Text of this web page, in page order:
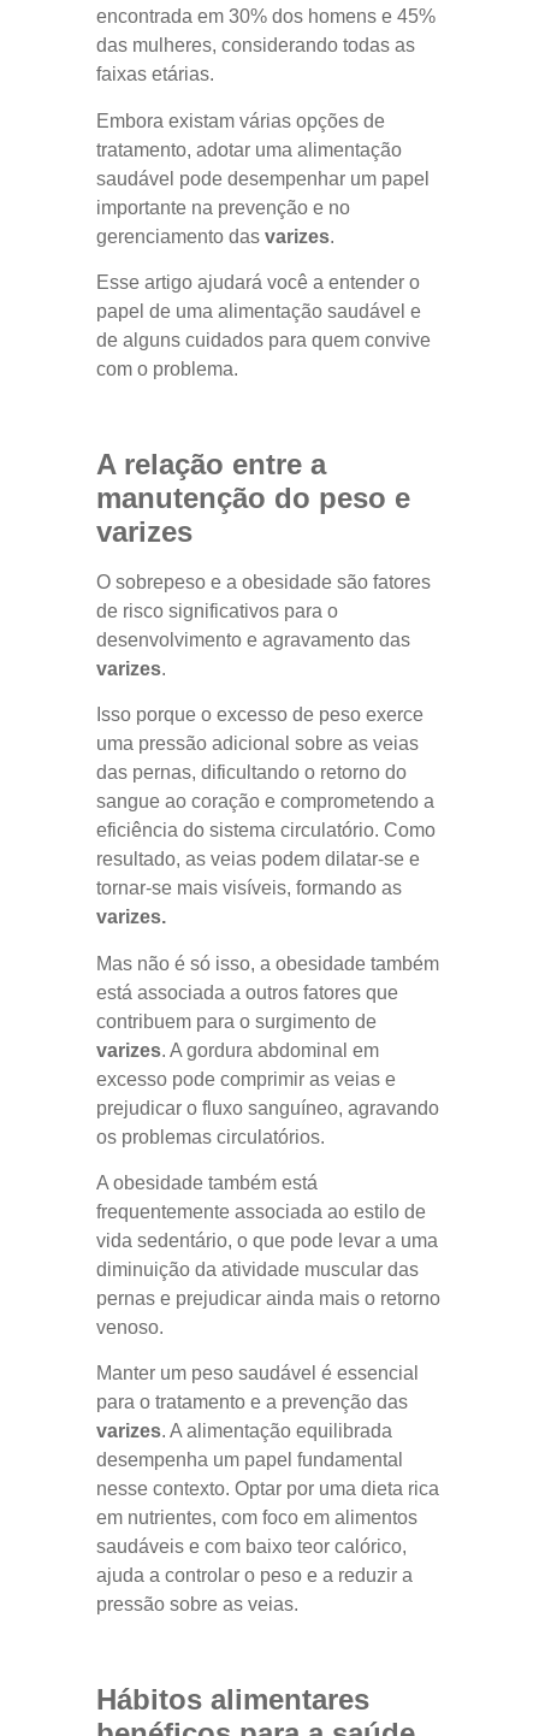
encontrada em 30% dos homens e 45%
das mulheres, considerando todas as
faixas etárias.
Embora existam várias opções de
tratamento, adotar uma alimentação
saudável pode desempenhar um papel
importante na prevenção e no
gerenciamento das varizes.
Esse artigo ajudará você a entender o
papel de uma alimentação saudável e
de alguns cuidados para quem convive
com o problema.
A relação entre a
manutenção do peso e
varizes
O sobrepeso e a obesidade são fatores
de risco significativos para o
desenvolvimento e agravamento das
varizes.
Isso porque o excesso de peso exerce
uma pressão adicional sobre as veias
das pernas, dificultando o retorno do
sangue ao coração e comprometendo a
eficiência do sistema circulatório. Como
resultado, as veias podem dilatar-se e
tornar-se mais visíveis, formando as
varizes.
Mas não é só isso, a obesidade também
está associada a outros fatores que
contribuem para o surgimento de
varizes. A gordura abdominal em
excesso pode comprimir as veias e
prejudicar o fluxo sanguíneo, agravando
os problemas circulatórios.
A obesidade também está
frequentemente associada ao estilo de
vida sedentário, o que pode levar a uma
diminuição da atividade muscular das
pernas e prejudicar ainda mais o retorno
venoso.
Manter um peso saudável é essencial
para o tratamento e a prevenção das
varizes. A alimentação equilibrada
desempenha um papel fundamental
nesse contexto. Optar por uma dieta rica
em nutrientes, com foco em alimentos
saudáveis e com baixo teor calórico,
ajuda a controlar o peso e a reduzir a
pressão sobre as veias.
Hábitos alimentares